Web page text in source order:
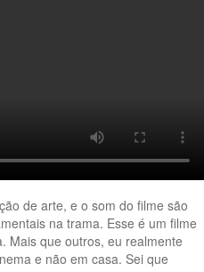
de arte, e o som do filme são
na trama. Esse é um filme
Mais que outros, eu realmente
e não em casa. Sei que